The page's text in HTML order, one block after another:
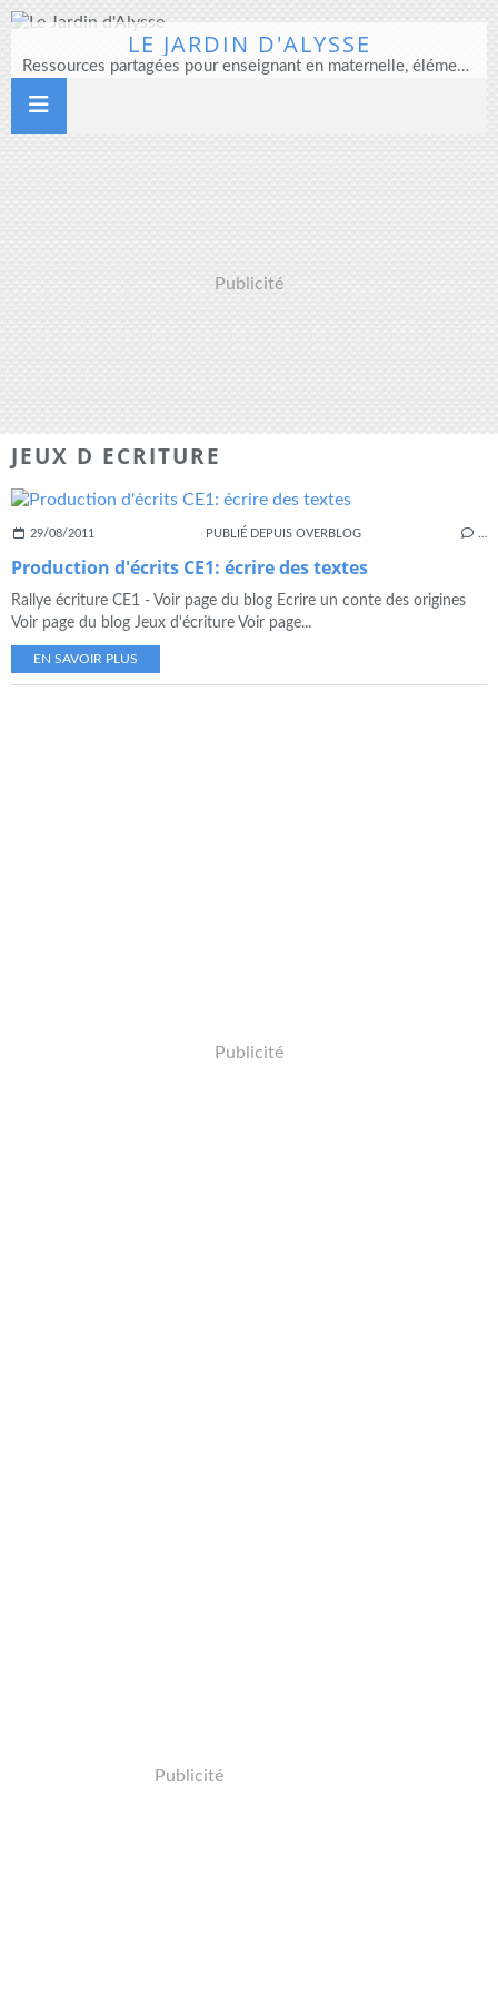
LE JARDIN D'ALYSSE
Ressources partagées pour enseignant en maternelle, élémentaire et direction d'école
Publicité
JEUX D ECRITURE
29/08/2011 PUBLIÉ DEPUIS OVERBLOG
Production d'écrits CE1: écrire des textes
Rallye écriture CE1 - Voir page du blog Ecrire un conte des origines
Voir page du blog Jeux d'écriture Voir page...
EN SAVOIR PLUS
Publicité
Publicité